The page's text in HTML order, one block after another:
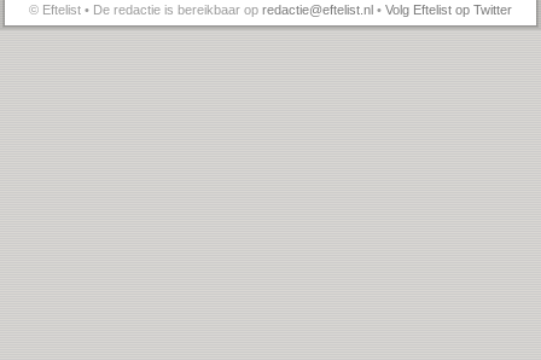
© Eftelist • De redactie is bereikbaar op redactie@eftelist.nl • Volg Eftelist op Twitter